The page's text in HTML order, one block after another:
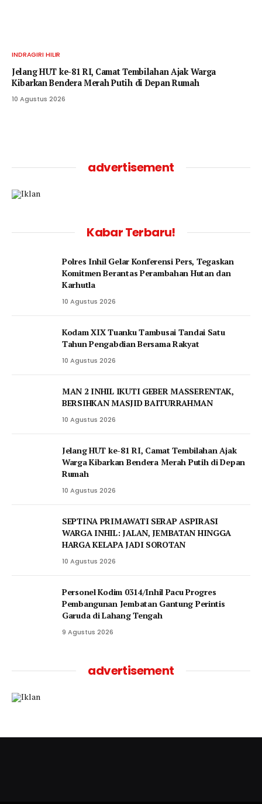
INDRAGIRI HILIR
Jelang HUT ke-81 RI, Camat Tembilahan Ajak Warga
Kibarkan Bendera Merah Putih di Depan Rumah
10 Agustus 2026
advertisement
Kabar Terbaru!
Polres Inhil Gelar Konferensi Pers, Tegaskan
Komitmen Berantas Perambahan Hutan dan
Karhutla
10 Agustus 2026
Kodam XIX Tuanku Tambusai Tandai Satu
Tahun Pengabdian Bersama Rakyat
10 Agustus 2026
MAN 2 INHIL IKUTI GEBER MASSERENTAK,
BERSIHKAN MASJID BAITURRAHMAN
10 Agustus 2026
Jelang HUT ke-81 RI, Camat Tembilahan Ajak
Warga Kibarkan Bendera Merah Putih di Depan
Rumah
10 Agustus 2026
SEPTINA PRIMAWATI SERAP ASPIRASI
WARGA INHIL: JALAN, JEMBATAN HINGGA
HARGA KELAPA JADI SOROTAN
10 Agustus 2026
Personel Kodim 0314/Inhil Pacu Progres
Pembangunan Jembatan Gantung Perintis
Garuda di Lahang Tengah
9 Agustus 2026
advertisement